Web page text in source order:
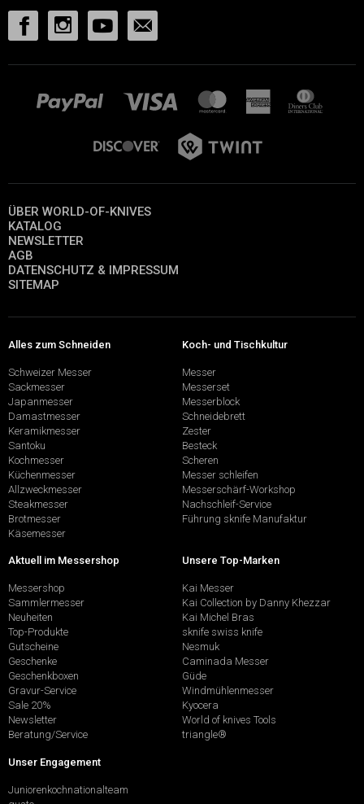
ÜBER WORLD-OF-KNIVES
KATALOG
NEWSLETTER
AGB
DATENSCHUTZ & IMPRESSUM
SITEMAP
Alles zum Schneiden
Schweizer Messer
Sackmesser
Japanmesser
Damastmesser
Keramikmesser
Santoku
Kochmesser
Küchenmesser
Allzweckmesser
Steakmesser
Brotmesser
Käsemesser
Koch- und Tischkultur
Messer
Messerset
Messerblock
Schneidebrett
Zester
Besteck
Scheren
Messer schleifen
Messerschärf-Workshop
Nachschleif-Service
Führung sknife Manufaktur
Aktuell im Messershop
Messershop
Sammlermesser
Neuheiten
Top-Produkte
Gutscheine
Geschenke
Geschenkboxen
Gravur-Service
Sale 20%
Newsletter
Beratung/Service
Unsere Top-Marken
Kai Messer
Kai Collection by Danny Khezzar
Kai Michel Bras
sknife swiss knife
Nesmuk
Caminada Messer
Güde
Windmühlenmesser
Kyocera
World of knives Tools
triangle®
Unser Engagement
Juniorenkochnationalteam